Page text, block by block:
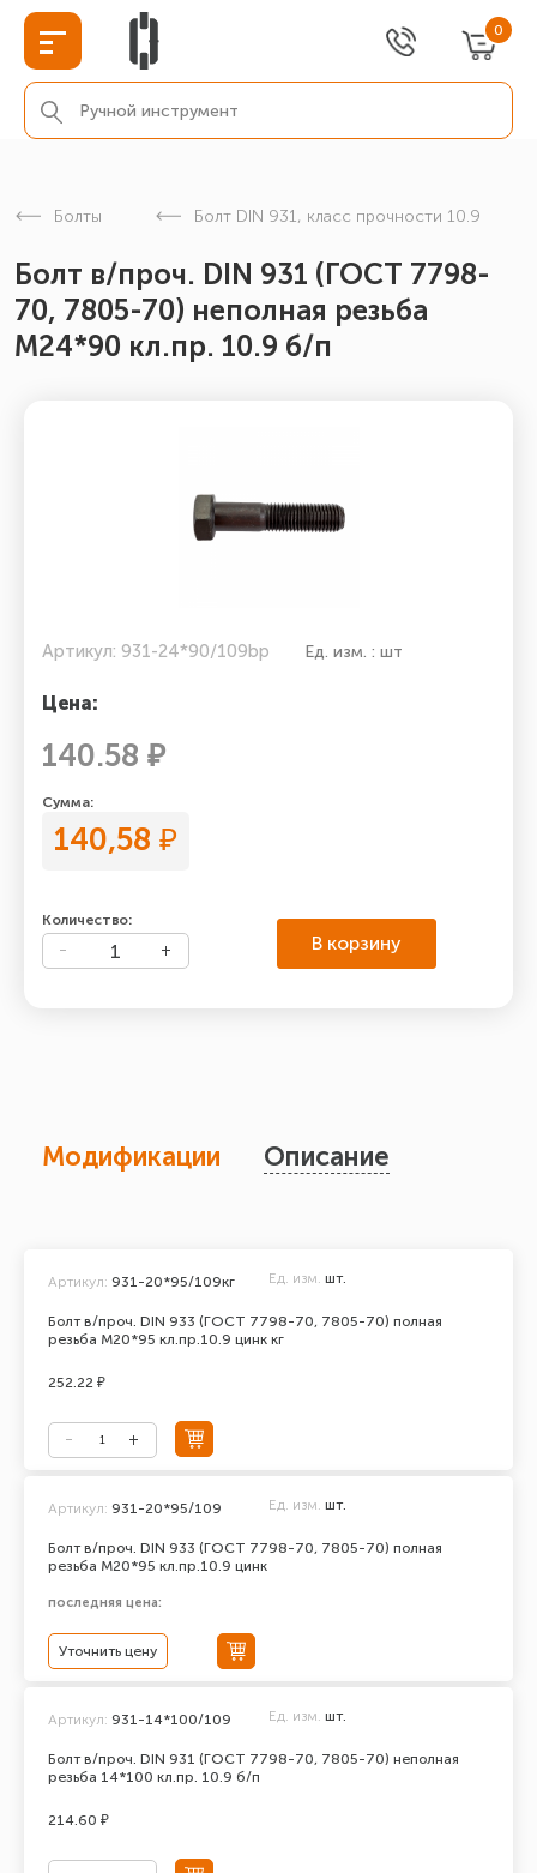
0
Болты Болт DIN 931, класс прочности 10.9
Болт в/проч. DIN 931 (ГОСТ 7798-
70, 7805-70) неполная резьба
М24*90 кл.пр. 10.9 б/п
Артикул: 931-24*90/109bp Ед. изм. : шт
Цена:
140.58 ₽
Сумма:
140,58 ₽
Количество:
В корзину
Модификации Описание
Болт в/проч. DIN 933 (ГОСТ 7798-70, 7805-70) полная
резьба М20*95 кл.пр.10.9 цинк кг
Артикул: 931-20*95/109кг Ед. изм. шт.
252.22 ₽
Болт в/проч. DIN 933 (ГОСТ 7798-70, 7805-70) полная
резьба М20*95 кл.пр.10.9 цинк
Артикул: 931-20*95/109 Ед. изм. шт.
последняя цена:
Уточнить цену
Болт в/проч. DIN 931 (ГОСТ 7798-70, 7805-70) неполная
резьба 14*100 кл.пр. 10.9 б/п
Артикул: 931-14*100/109 Ед. изм. шт.
214.60 ₽